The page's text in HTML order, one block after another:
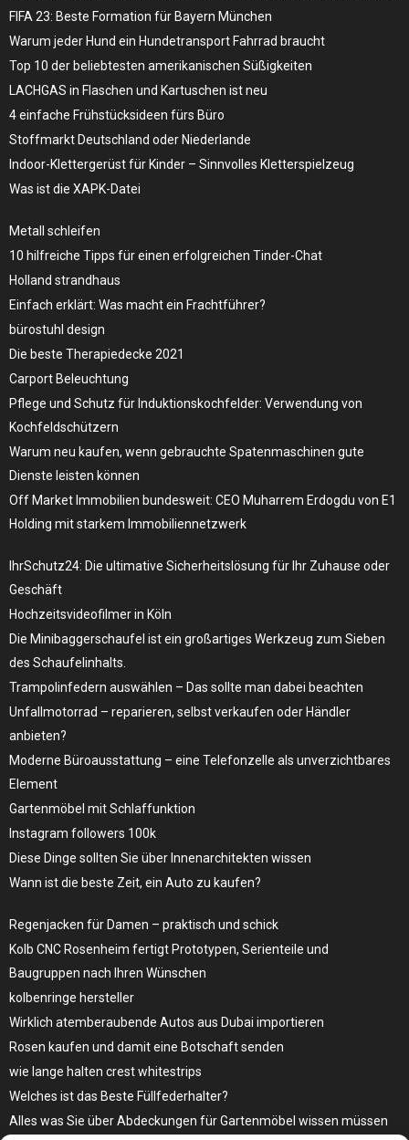
FIFA 23: Beste Formation für Bayern München
Warum jeder Hund ein Hundetransport Fahrrad braucht
Top 10 der beliebtesten amerikanischen Süßigkeiten
LACHGAS in Flaschen und Kartuschen ist neu
4 einfache Frühstücksideen fürs Büro
Stoffmarkt Deutschland oder Niederlande
Indoor-Klettergerüst für Kinder – Sinnvolles Kletterspielzeug
Was ist die XAPK-Datei
Metall schleifen
10 hilfreiche Tipps für einen erfolgreichen Tinder-Chat
Holland strandhaus
Einfach erklärt: Was macht ein Frachtführer?
bürostuhl design
Die beste Therapiedecke 2021
Carport Beleuchtung
Pflege und Schutz für Induktionskochfelder: Verwendung von
Kochfeldschützern
Warum neu kaufen, wenn gebrauchte Spatenmaschinen gute
Dienste leisten können
Off Market Immobilien bundesweit: CEO Muharrem Erdogdu von E1
Holding mit starkem Immobiliennetzwerk
IhrSchutz24: Die ultimative Sicherheitslösung für Ihr Zuhause oder
Geschäft
Hochzeitsvideofilmer in Köln
Die Minibaggerschaufel ist ein großartiges Werkzeug zum Sieben
des Schaufelinhalts.
Trampolinfedern auswählen – Das sollte man dabei beachten
Unfallmotorrad – reparieren, selbst verkaufen oder Händler
anbieten?
Moderne Büroausstattung – eine Telefonzelle als unverzichtbares
Element
Gartenmöbel mit Schlaffunktion
Instagram followers 100k
Diese Dinge sollten Sie über Innenarchitekten wissen
Wann ist die beste Zeit, ein Auto zu kaufen?
Regenjacken für Damen – praktisch und schick
Kolb CNC Rosenheim fertigt Prototypen, Serienteile und
Baugruppen nach Ihren Wünschen
kolbenringe hersteller
Wirklich atemberaubende Autos aus Dubai importieren
Rosen kaufen und damit eine Botschaft senden
wie lange halten crest whitestrips
Welches ist das Beste Füllfederhalter?
Alles was Sie über Abdeckungen für Gartenmöbel wissen müssen